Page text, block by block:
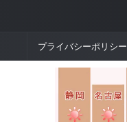
プライバシーポリシー